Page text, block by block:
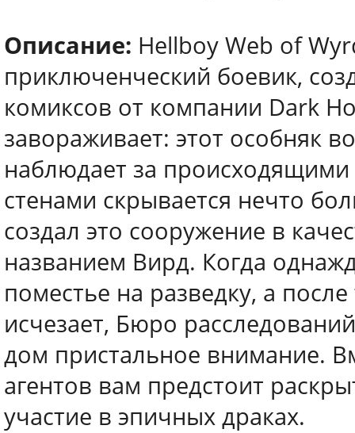
Описание: Hellboy Web of
приключенческий боевик,
комиксов от компании Dark
завораживает: этот особняк
наблюдает за
стенами скрывается нечто
создал это сооружение в
названием Вирд. Когда
поместье на разведку, а
исчезает, Бюро
дом пристальное внимание.
агентов вам предстоит
участие в эпичных драках.